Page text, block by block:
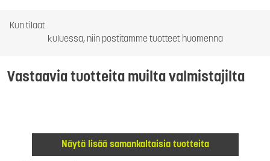
Kun tilaat
kuluessa, niin postitamme tuotteet huomenna
Vastaavia tuotteita muilta valmistajilta
Näytä lisää samankaltaisia tuotteita